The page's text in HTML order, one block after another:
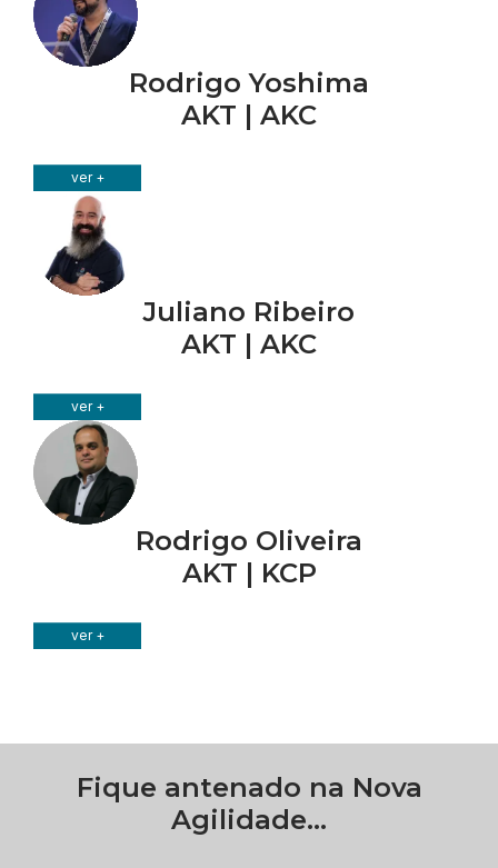
Rodrigo Yoshima
AKT | AKC
ver +
Juliano Ribeiro
AKT | AKC
ver +
Rodrigo Oliveira
AKT | KCP
ver +
Fique antenado na Nova
Agilidade...